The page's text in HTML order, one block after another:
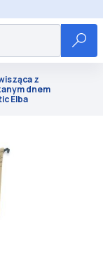
z
dnem
Elba